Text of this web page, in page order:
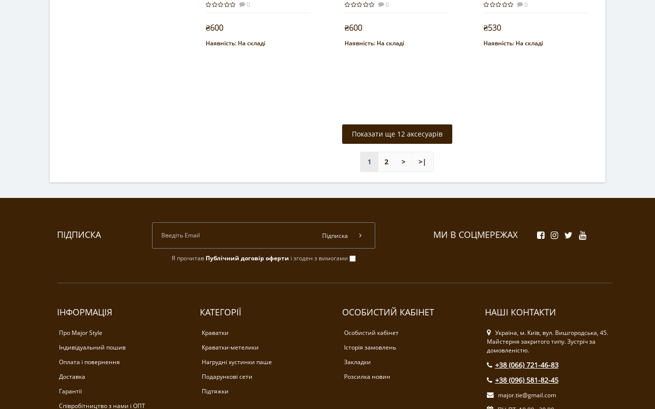
0
₴600
Купити
Наявність: На складі
0
₴600
Купити
Наявність: На складі
0
₴530
Купити
Наявність: На складі
Показати ще 12 аксесуарів
1 2 > >|
ПІДПИСКА
Я прочитав Публічний договір оферти і згоден з вимогами
Підписка МИ В СОЦМЕРЕЖАХ
ІНФОРМАЦІЯ
Про Major Style
Індивідуальний пошив
Оплата і повернення
Доставка
Гарантії
Співробітництво з нами і ОПТ
КАТЕГОРІЇ
Краватки
Краватки-метелики
Нагрудні хустинки паше
Подарункові сети
Підтяжки
ОСОБИСТИЙ КАБІНЕТ
Особистий кабінет
Історія замовлень
Закладки
Розсилка новин
НАШІ КОНТАКТИ
Україна, м. Київ, вул. Вишгородська, 45.
Майстерня закритого типу. Зустріч за
домовленістю.
+38 (066) 721-46-83
+38 (096) 581-82-45
major.tie@gmail.com